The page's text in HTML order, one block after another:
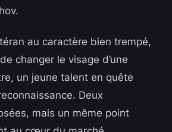
au caractère bien trempé,
changer le visage d’une
un jeune talent en quête
Deux
mais un même point